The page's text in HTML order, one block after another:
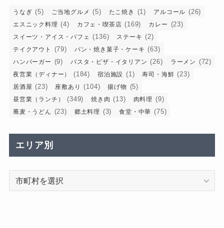
うなぎ (5) ご当地グルメ (5) たこ焼き (1) アルコール (26)
エスニック料理 (4) カフェ・喫茶店 (169) カレー (23)
スイーツ・アイス・パフェ (136) ステーキ (2)
テイクアウト (79) パン・焼き菓子・ケーキ (63)
ハンバーガー (9) パスタ・ピザ・イタリアン (26) ラーメン (72)
夜営業（ディナー） (184) 宿泊施設 (1) 寿司・海鮮 (23)
居酒屋 (23) 座敷あり (104) 揚げ物 (5)
昼営業（ランチ） (349) 焼き肉 (13) 肉料理 (9)
蕎麦・うどん (23) 郷土料理 (3) 食堂・中華 (75)
エリア別